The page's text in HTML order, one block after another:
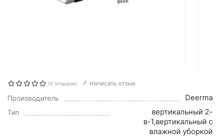
(0 отзывов) Написать отзыв
Производитель Deerma
Тип
вертикальный 2-
в-1,вертикальный с
влажной уборкой